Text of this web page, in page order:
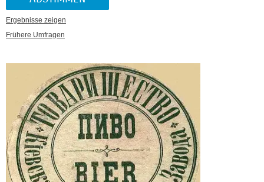
Ergebnisse zeigen
Frühere Umfragen